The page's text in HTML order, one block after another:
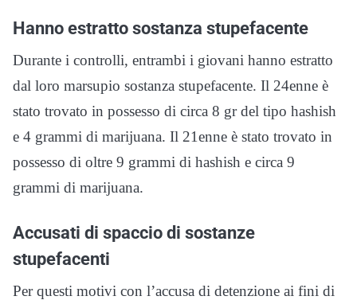
Hanno estratto sostanza stupefacente
Durante i controlli, entrambi i giovani hanno estratto
dal loro marsupio sostanza stupefacente. Il 24enne è
stato trovato in possesso di circa 8 gr del tipo hashish
e 4 grammi di marijuana. Il 21enne è stato trovato in
possesso di oltre 9 grammi di hashish e circa 9
grammi di marijuana.
Accusati di spaccio di sostanze
stupefacenti
Per questi motivi con l’accusa di detenzione ai fini di